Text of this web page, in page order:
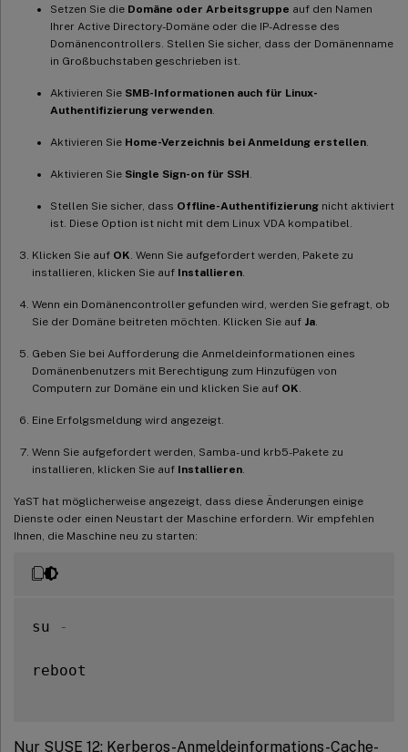
Setzen Sie die Domäne oder Arbeitsgruppe auf den Namen
Ihrer Active Directory-Domäne oder die IP-Adresse des
Domänencontrollers. Stellen Sie sicher, dass der Domänenname
in Großbuchstaben geschrieben ist.
Aktivieren Sie SMB-Informationen auch für Linux-
Authentifizierung verwenden
Aktivieren Sie Home-Verzeichnis bei Anmeldung erstellen
Aktivieren Sie Single Sign-on für SSH
Stellen Sie sicher, dass Offline-Authentifizierung nicht aktiviert
ist. Diese Option ist nicht mit dem Linux VDA kompatibel.
Klicken Sie auf OK . Wenn Sie aufgefordert werden, Pakete zu
installieren, klicken Sie auf Installieren
Wenn ein Domänencontroller gefunden wird, werden Sie gefragt, ob
Sie der Domäne beitreten möchten. Klicken Sie auf Ja
Geben Sie bei Aufforderung die Anmeldeinformationen eines
Domänenbenutzers mit Berechtigung zum Hinzufügen von
Computern zur Domäne ein und klicken Sie auf OK
Eine Erfolgsmeldung wird angezeigt.
Wenn Sie aufgefordert werden, Samba- und krb5-Pakete zu
installieren, klicken Sie auf Installieren
YaST hat möglicherweise angezeigt, dass diese Änderungen einige
Dienste oder einen Neustart der Maschine erfordern. Wir empfehlen
Ihnen, die Maschine neu zu starten:
su -
reboot
Nur SUSE 12: Kerberos-Anmeldeinformations-Cache-